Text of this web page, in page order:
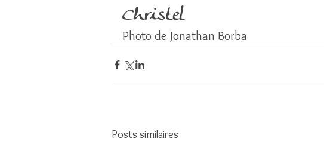
Christel
Photo de Jonathan Borba
Posts similaires